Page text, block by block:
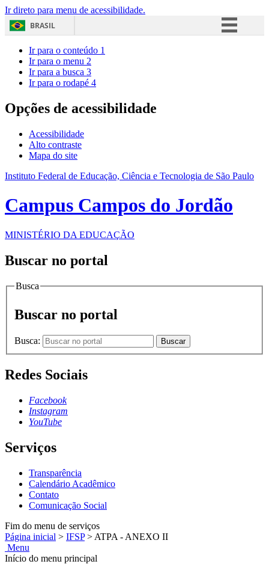
Ir direto para menu de acessibilidade.
BRASIL
Acesso à informação
Ir para o conteúdo 1
Ir para o menu 2
Ir para a busca 3
Ir para o rodapé 4
Opções de acessibilidade
Acessibilidade
Alto contraste
Mapa do site
Instituto Federal de Educação, Ciência e Tecnologia de São Paulo
Campus Campos do Jordão
MINISTÉRIO DA EDUCAÇÃO
Buscar no portal
Busca
Buscar no portal
Busca: Buscar
Redes Sociais
Facebook
Instagram
YouTube
Serviços
Transparência
Calendário Acadêmico
Contato
Comunicação Social
Fim do menu de serviços
Página inicial > IFSP > ATPA - ANEXO II
Menu
Início do menu principal